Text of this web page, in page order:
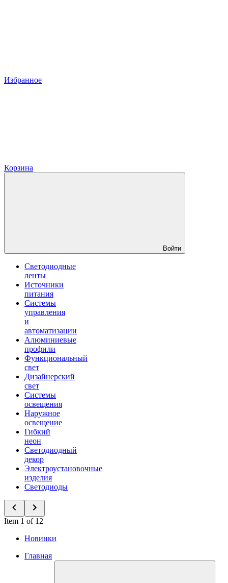
Избранное
Корзина
Войти
Светодиодные
ленты
Источники
питания
Системы
управления
и
автоматизации
Алюминиевые
профили
Функциональный
свет
Дизайнерский
свет
Системы
освещения
Наружное
освещение
Гибкий
неон
Светодиодный
декор
Электроустановочные
изделия
Светодиоды
Item 1 of 12
Новинки
Главная